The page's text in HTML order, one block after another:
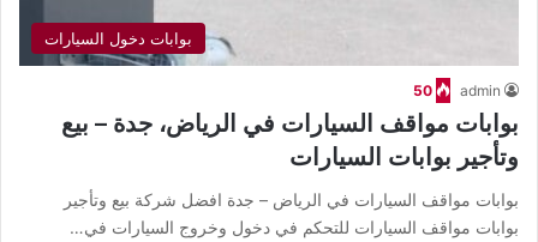
بوابات دخول السيارات
admin
50
بوابات مواقف السيارات في الرياض، جدة – بيع
وتأجير بوابات السيارات
بوابات مواقف السيارات في الرياض – جدة افضل شركة بيع وتأجير
بوابات مواقف السيارات للتحكم في دخول وخروج السيارات في…